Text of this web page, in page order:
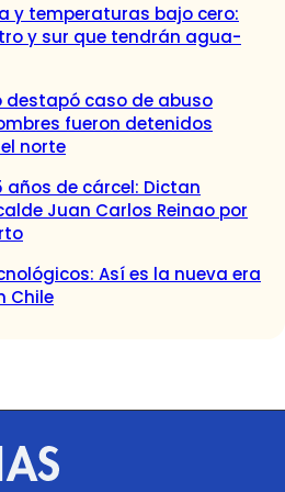
y temperaturas bajo cero:
y sur que tendrán agua-
destapó caso de abuso
fueron detenidos
norte
años de cárcel: Dictan
Juan Carlos Reinao por
Así es la nueva era
Chile